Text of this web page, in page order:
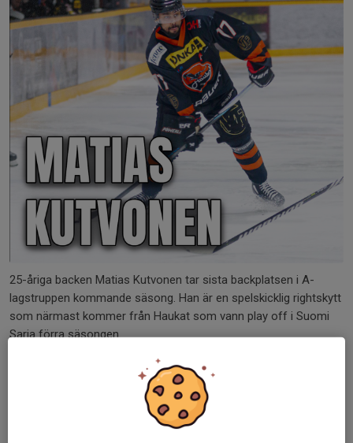
25-åriga backen Matias Kutvonen tar sista backplatsen i A-
lagstruppen kommande säsong. Han är en spelskicklig rightskytt
som närmast kommer från Haukat som vann play off i Suomi
Sarja förra säsongen.